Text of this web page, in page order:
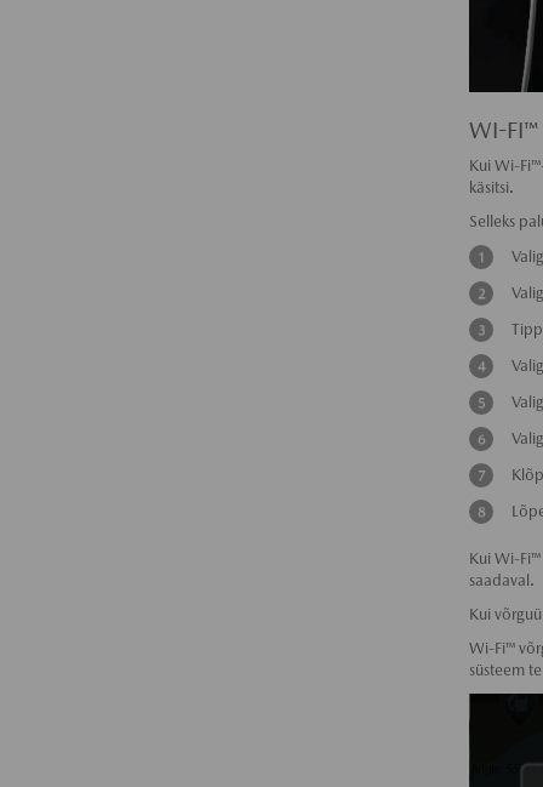
WI-FI™
Kui Wi-
käsitsi.
Selleks
Kui Wi-
saadaval.
Kui
Wi-Fi™
süsteem